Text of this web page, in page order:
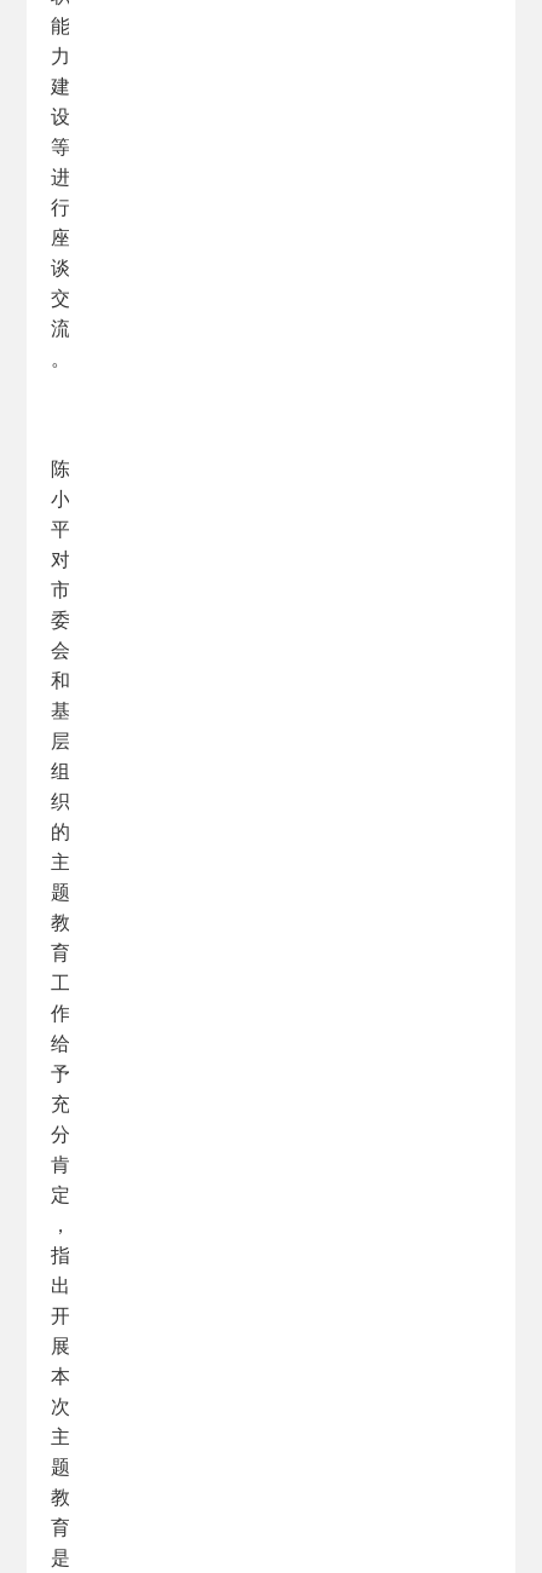
能
力
建
设
等
进
行
座
谈
交
流
。
陈
小
平
对
市
委
会
和
基
层
组
织
的
主
题
教
育
工
作
给
予
充
分
肯
定
，
指
出
开
展
本
次
主
题
教
育
是